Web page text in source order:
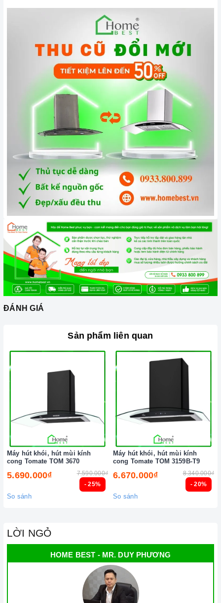
Luôn lau chùi máy bằng giẻ mềm, có chất tẩy rửa.
Không sử dụng máy khi nguồn điện chập chờn.
Để tránh gây hại đến động cơ bên trong máy bạn không nên
để nước hoặc vật cứng lọt vào trong máy.
Đặc biệt để tiết kiệm điện và tăng tuổi thọ cho máy hơn hết
bạn nên sử dụng đúng tốc độ của máy, không nên lạm dụng
tốc độ cao nhất tức đối với những món ăn không chứa dầu
mỡ như các món luộc bạn chỉ cần để máy ở mức công suất
thấp, với những món chứa nhiều dầu mỡ như: chiên, xào,
rán hoặc những món nặng mùi như giả cày thì bạn mới cần
ở cấp độ cao.
Tầm 2 tháng bạn nên vệ sinhlưới lọc1 lần. Nên bảo dưỡng
máy 12 tháng 1 lần cũng là cách để máy hoạt động tốt hơn.
3. Tại sao nên chọn mua sản phẩm tại Home Best?
Cam kết hàng chính hãng:
Chúng tôi cam kết cung cấp sản
phẩm chính hãng 100%, có nguồn gốc, xuất xứ và chứng từ
rõ ràng.
Chế độ hỗ trợ bảo hành linh hoạt:Hướng dẫn sử dụng,
lắp đặt, chế độ bảo hành chính hãng, hậu mãi chuyên
nghiệp, đảm bảo rằng quý khách sẽ có trải nghiệm tuyệt vời
và không gặp bất kỳ khó khăn nào trong quá trình sử dụng
sản phẩm.
Vận chuyển lắp đặt nhanh chóng:
hành cùng quý khách trong quá trình mua sắm và sử dụng
Đến với Home Best, chúng tôi tự hào cung cấp đến khách hàng
đa dạng các dòngmáy hút khói TOMATEnổi tiếng, cam kết về
tin mang đến cho quý khách hàng dịch vụ chăm sóc khách
hàng tận tâm và chính sách bảo hành, hậu mãi chuyên nghiệp
Xem thêm tại đây:
chữa thiết bị nhà bếp cao cấp
ĐÁNH GIÁ
Sản phẩm liên quan
- 25%
Máy hút khói, hút mùi kính
cong Tomate TOM 3670
5.690.000₫ 7.590.000₫
So sánh
- 20%
Máy hút khói, hút mùi kính
cong Tomate TOM 3159B-T9
6.670.000₫ 8.340.000₫
So sánh
LỜI NGỎ
HOME BEST - MR. DUY PHƯƠNG